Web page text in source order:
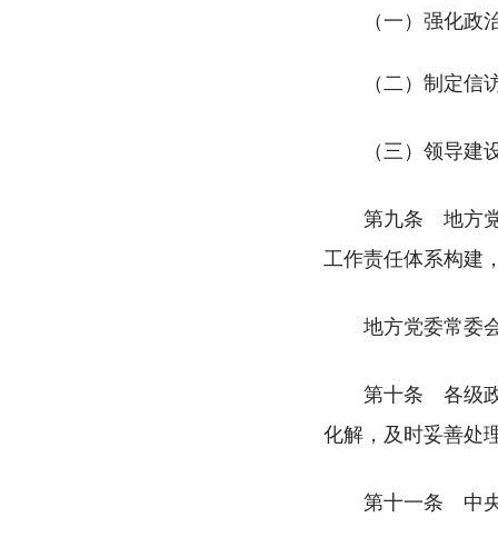
（一）强化政治
（二）制定
（三）领导
第九条 地方
工作责任体系构建
地方党委常委
第十条 各级
化解，及时妥善处
第十一条 中